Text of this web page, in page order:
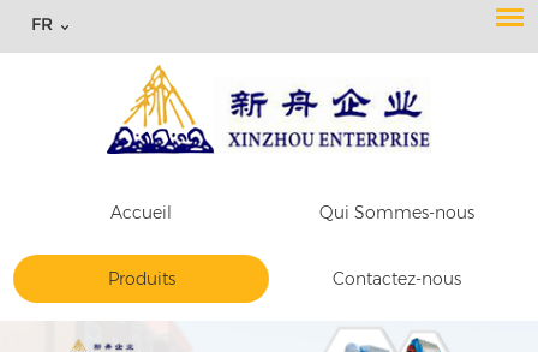
FR
Accueil Qui Sommes-nous
Produits Contactez-nous